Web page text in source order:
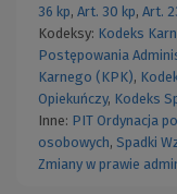
36 kp, Art. 30 kp, Art.
Kodeksy: Kodeks
Postępowania
Karnego (KPK),
Opiekuńczy, Kodeks
Inne: PIT Ordynacja
osobowych, Spadki
Zmiany w prawie